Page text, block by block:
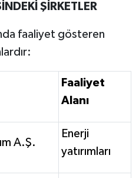
ŞİRKETLER
faaliyet gösteren
Faaliyet
Alanı
A.Ş.
Enerji
yatırımları